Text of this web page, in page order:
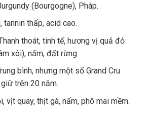
(Bourgogne), Pháp.
tannin thấp, acid cao.
thoát, tinh tế, hương vị quả đỏ
xôi), nấm, đất rừng.
bình, nhưng một số Grand Cru
trên 20 năm.
vịt quay, thịt gà, nấm, phô mai mềm.